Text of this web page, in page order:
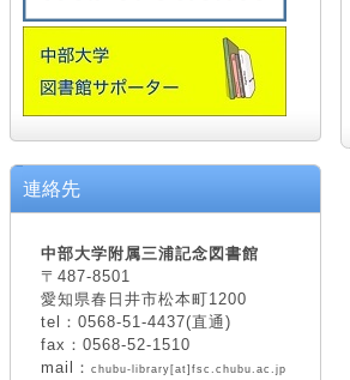
連絡先
中部大学附属三浦記念図書館
〒487-8501
愛知県春日井市松本町1200
tel：0568-51-4437(直通)
fax：0568-52-1510
mail： chubu-library[at]fsc.chubu.ac.jp